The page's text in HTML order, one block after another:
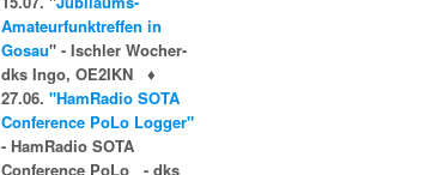
Amateurfunktreffen in
Gosau" - Ischler Wocher-
dks Ingo, OE2IKN
♦
27.06. "HamRadio SOTA
Conference PoLo Logger"
- HamRadio SOTA
Conference PoLo - dks